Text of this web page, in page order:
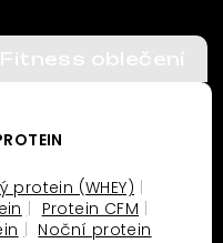
Fitness oblečení
protein (WHEY)
Protein CFM
Noční protein